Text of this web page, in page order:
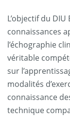
L’objectif du DIU
connaissances
l’échographie
véritable
sur
modalités
connaissance
technique